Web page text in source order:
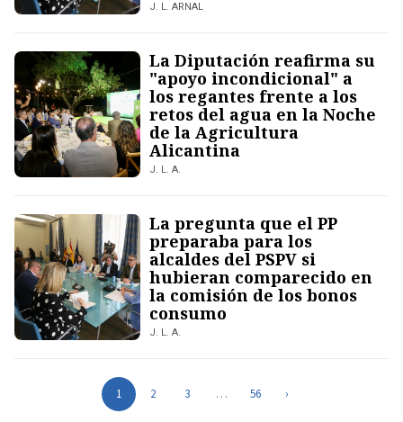
J. L. ARNAL
La Diputación reafirma su
"apoyo incondicional" a
los regantes frente a los
retos del agua en la Noche
de la Agricultura
Alicantina
J. L. A.
La pregunta que el PP
preparaba para los
alcaldes del PSPV si
hubieran comparecido en
la comisión de los bonos
consumo
J. L. A.
1 2 3 … 56 ›